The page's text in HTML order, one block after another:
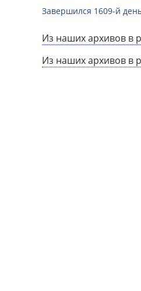
Завершился 1609-й
Из наших архивов в
Из наших архивов в